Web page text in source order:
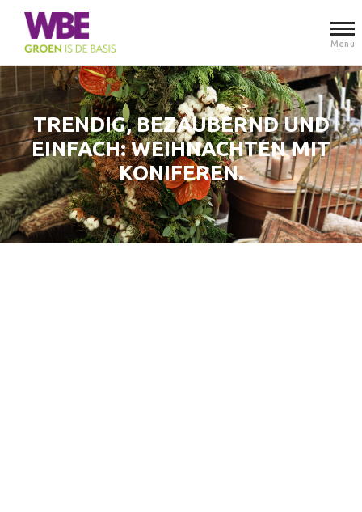
Menü
TRENDIG, BEZAUBERND UND
EINFACH: WEIHNACHTEN MIT
KONIFEREN.